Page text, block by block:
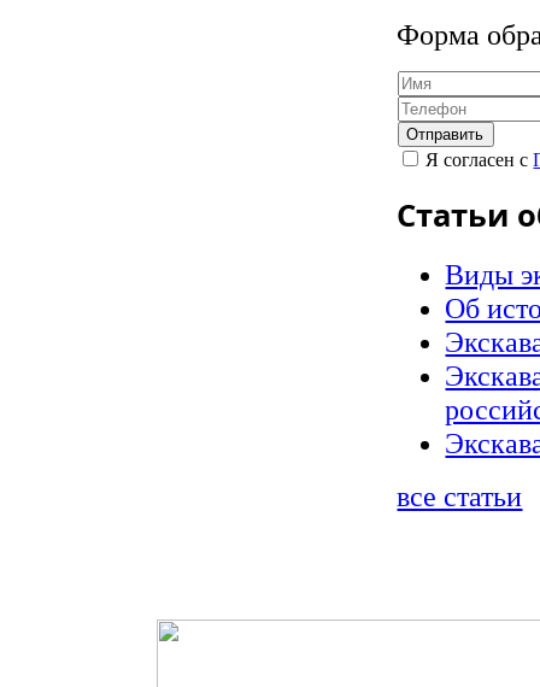
Форма
Я согласен с
Статьи
Виды
Об
все статьи